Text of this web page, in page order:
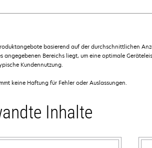
basierend auf der durchschnittlichen
Bereichs liegt, um eine optimale
Kundennutzung.
keine Haftung für Fehler oder Auslassungen.
Inhalte